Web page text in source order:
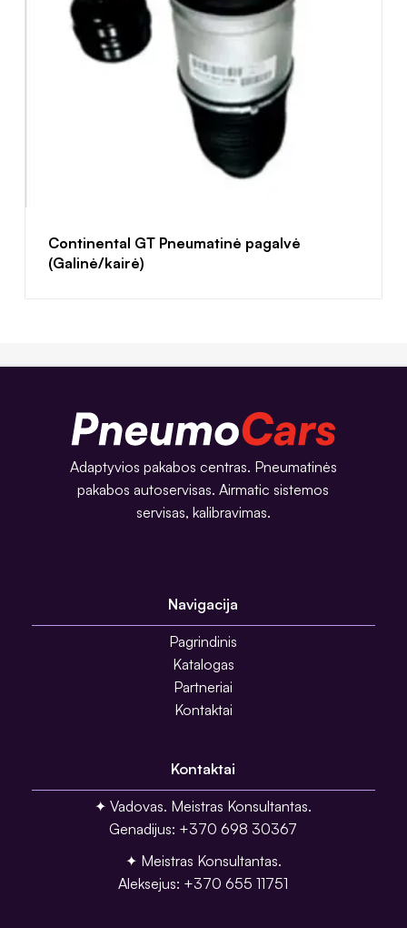
Continental GT Pneumatinė pagalvė
(Galinė/kairė)
Adaptyvios pakabos centras. Pneumatinės
pakabos autoservisas. Airmatic sistemos
servisas, kalibravimas.
Navigacija
Pagrindinis
Katalogas
Partneriai
Kontaktai
Kontaktai
✦ Vadovas. Meistras Konsultantas.
Genadijus: +370 698 30367
✦ Meistras Konsultantas.
Aleksejus: +370 655 11751